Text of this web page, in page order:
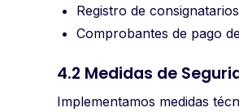
Registro de consignatarios
Comprobantes de pago
4.2 Medidas de
Implementamos medidas